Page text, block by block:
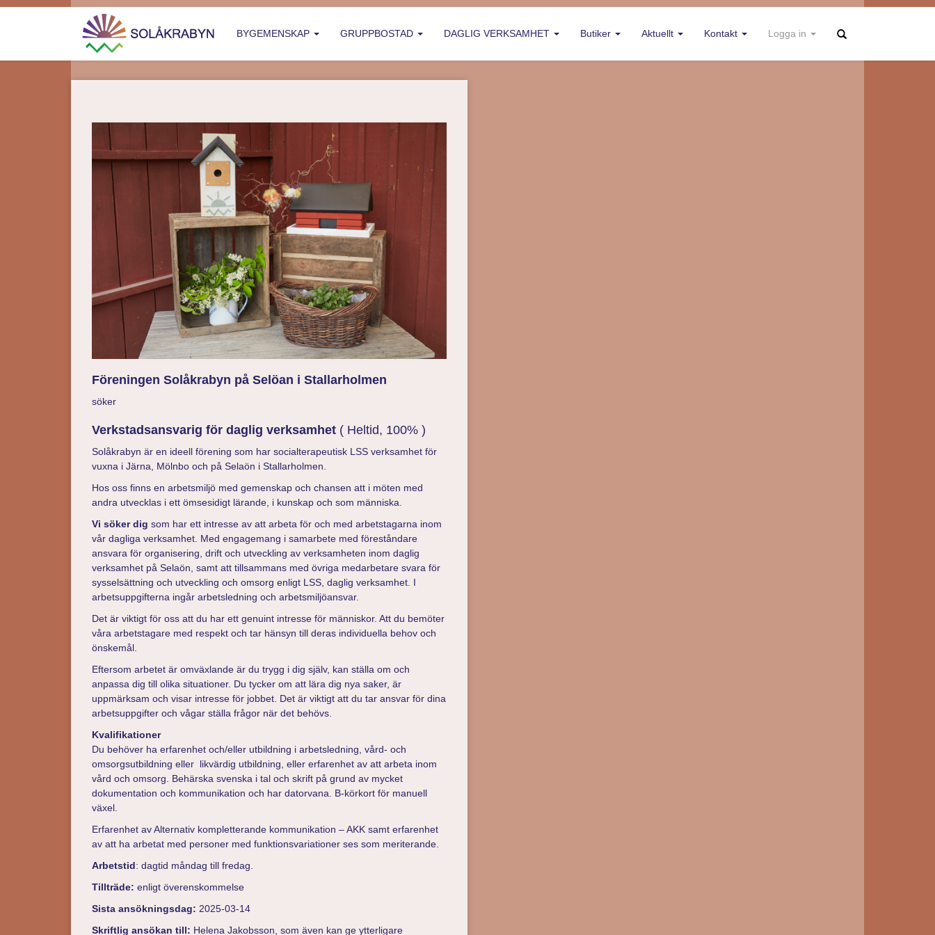
BYGEMENSKAP GRUPPBOSTAD DAGLIG VERKSAMHET Butiker Aktuellt Kontakt Logga in
Föreningen Solåkrabyn på Selöan i Stallarholmen
söker
Verkstadsansvarig för daglig verksamhet ( Heltid, 100% )
Solåkrabyn är en ideell förening som har socialterapeutisk LSS verksamhet för
vuxna i Järna, Mölnbo och på Selaön i Stallarholmen.
Hos oss finns en arbetsmiljö med gemenskap och chansen att i möten med
andra utvecklas i ett ömsesidigt lärande, i kunskap och som människa.
Vi söker dig som har ett intresse av att arbeta för och med arbetstagarna inom
vår dagliga verksamhet. Med engagemang i samarbete med föreståndare
ansvara för organisering, drift och utveckling av verksamheten inom daglig
verksamhet på Selaön, samt att tillsammans med övriga medarbetare svara för
sysselsättning och utveckling och omsorg enligt LSS, daglig verksamhet. I
arbetsuppgifterna ingår arbetsledning och arbetsmiljöansvar.
Det är viktigt för oss att du har ett genuint intresse för människor. Att du bemöter
våra arbetstagare med respekt och tar hänsyn till deras individuella behov och
önskemål.
Eftersom arbetet är omväxlande är du trygg i dig själv, kan ställa om och
anpassa dig till olika situationer. Du tycker om att lära dig nya saker, är
uppmärksam och visar intresse för jobbet. Det är viktigt att du tar ansvar för dina
arbetsuppgifter och vågar ställa frågor när det behövs.
Kvalifikationer
Du behöver ha erfarenhet och/eller utbildning i arbetsledning, vård- och
omsorgsutbildning eller likvärdig utbildning, eller erfarenhet av att arbeta inom
vård och omsorg. Behärska svenska i tal och skrift på grund av mycket
dokumentation och kommunikation och har datorvana. B-körkort för manuell
växel.
Erfarenhet av Alternativ kompletterande kommunikation – AKK samt erfarenhet
av att ha arbetat med personer med funktionsvariationer ses som meriterande.
Arbetstid: dagtid måndag till fredag.
Tillträde: enligt överenskommelse
Sista ansökningsdag: 2025-03-14
Skriftlig ansökan till: Helena Jakobsson, som även kan ge ytterligare